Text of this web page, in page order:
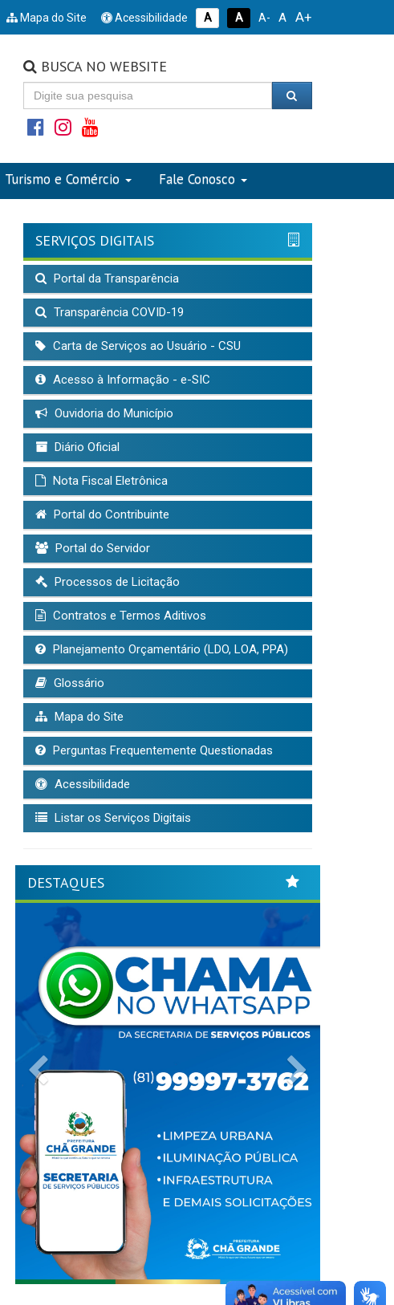
Mapa do Site Acessibilidade A A A- A A+
BUSCA NO WEBSITE
Turismo e Comércio Fale Conosco
SERVIÇOS DIGITAIS
Portal da Transparência
Transparência COVID-19
Carta de Serviços ao Usuário - CSU
Acesso à Informação - e-SIC
Ouvidoria do Município
Diário Oficial
Nota Fiscal Eletrônica
Portal do Contribuinte
Portal do Servidor
Processos de Licitação
Contratos e Termos Aditivos
Planejamento Orçamentário (LDO, LOA, PPA)
Glossário
Mapa do Site
Perguntas Frequentemente Questionadas
Acessibilidade
Listar os Serviços Digitais
DESTAQUES
Previous